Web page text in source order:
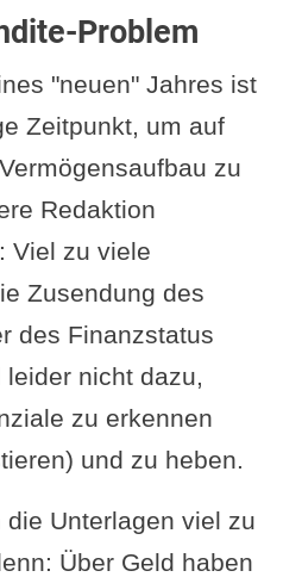
Problem
"neuen" Jahres ist
Zeitpunkt, um auf
zu
Redaktion
Viel zu viele
Zusendung des
des Finanzstatus
nicht dazu,
zu erkennen
und zu heben.
Unterlagen viel zu
Über Geld haben